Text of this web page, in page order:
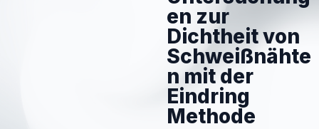
en zur
Dichtheit von
Schweißnähte
n mit der
Eindring
Methode